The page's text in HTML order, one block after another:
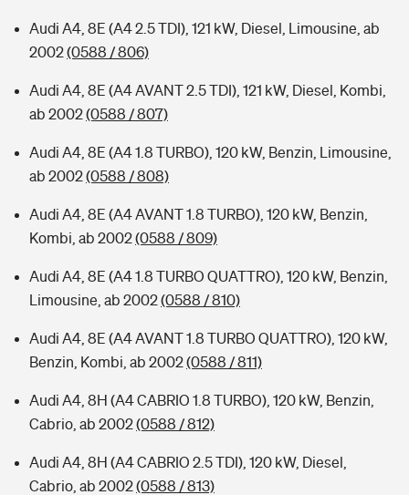
Audi A4, 8E (A4 2.5 TDI), 121 kW, Diesel, Limousine, ab
2002(0588 / 806)
Audi A4, 8E (A4 AVANT 2.5 TDI), 121 kW, Diesel, Kombi,
ab 2002(0588 / 807)
Audi A4, 8E (A4 1.8 TURBO), 120 kW, Benzin, Limousine,
ab 2002(0588 / 808)
Audi A4, 8E (A4 AVANT 1.8 TURBO), 120 kW, Benzin,
Kombi, ab 2002(0588 / 809)
Audi A4, 8E (A4 1.8 TURBO QUATTRO), 120 kW, Benzin,
Limousine, ab 2002(0588 / 810)
Audi A4, 8E (A4 AVANT 1.8 TURBO QUATTRO), 120 kW,
Benzin, Kombi, ab 2002(0588 / 811)
Audi A4, 8H (A4 CABRIO 1.8 TURBO), 120 kW, Benzin,
Cabrio, ab 2002(0588 / 812)
Audi A4, 8H (A4 CABRIO 2.5 TDI), 120 kW, Diesel,
Cabrio, ab 2002(0588 / 813)